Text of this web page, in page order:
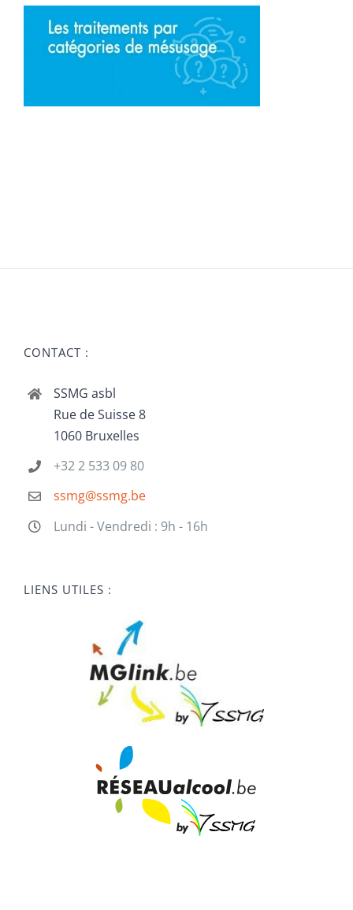
CONTACT :
SSMG asbl
Rue de Suisse 8
1060 Bruxelles
+32 2 533 09 80
ssmg@ssmg.be
Lundi - Vendredi : 9h - 16h
LIENS UTILES :